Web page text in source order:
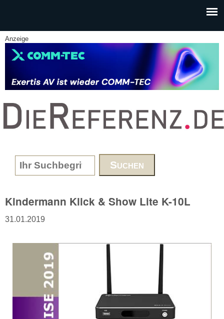
Anzeige
www.DieReferenz.de
Search form
Kindermann Klick & Show Lite K-10L
31.01.2019